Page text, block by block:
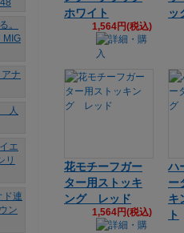
ホワイト
1,564円(税込)
ッ
花モチーフガー
ター用ストッキ
ング レッド
1,564円(税込)
ハ
ー
キ
ト